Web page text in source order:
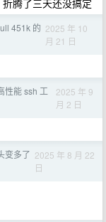
折腾了三天还没搞定
451k 的 2025 年 10
月 21 日
性能 ssh 工
2025 年 9
月 2 日
变多了 2025 年 8 月 22
日